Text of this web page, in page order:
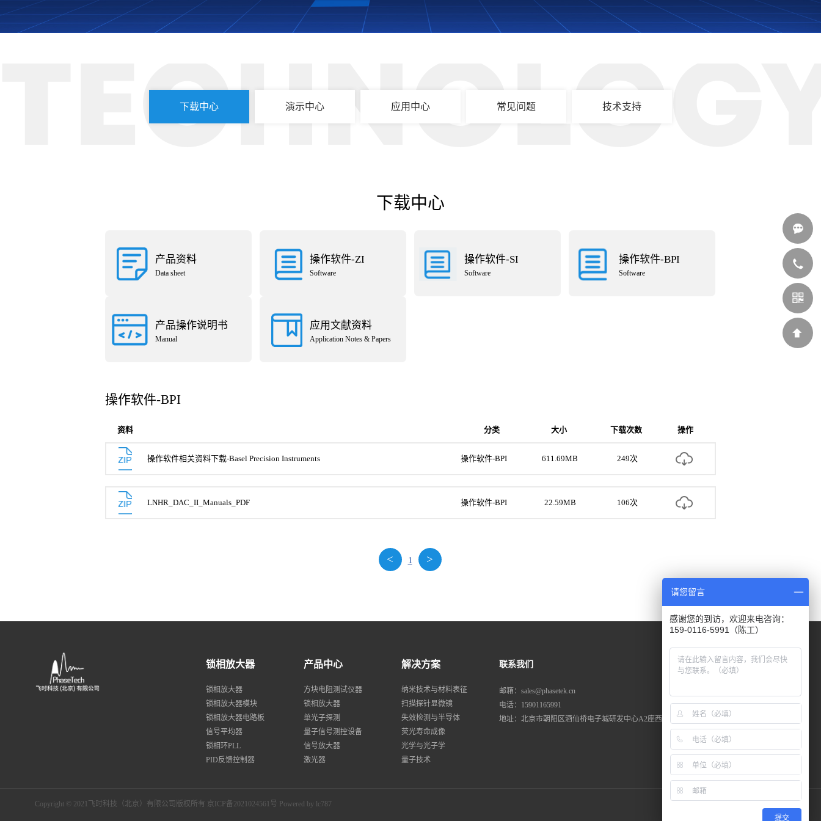
下载中心 演示中心 应用中心 常见问题 技术支持
下载中心
产品资料
Data sheet
操作软件-ZI
Software
操作软件-SI
Software
操作软件-BPI
Software
产品操作说明书
Manual
应用文献资料
Application Notes & Papers
操作软件-BPI
资料 分类 大小 下载次数 操作
操作软件相关资料下载-Basel Precision Instruments 操作软件-BPI 611.69MB 249次
LNHR_DAC_II_Manuals_PDF 操作软件-BPI 22.59MB 106次
< 1 >
锁相放大器
锁相放大器
锁相放大器模块
锁相放大器电路板
信号平均器
锁相环PLL
PID反馈控制器
产品中心
方块电阻测试仪器
锁相放大器
单光子探测
量子信号测控设备
信号放大器
激光器
解决方案
纳米技术与材料表征
扫描探针显微镜
失效检测与半导体
荧光寿命成像
光学与光子学
量子技术
联系我们
邮箱：sales@phasetek.cn
电话：15901165991
地址：北京市朝阳区酒仙桥电子城研发中心A2座西七层
微信服务平台
Copyright © 2021飞时科技（北京）有限公司版权所有 京ICP备2021024561号 Powered by lc787
请您留言
感谢您的到访，欢迎来电咨询：
159-0116-5991（陈工）
提交